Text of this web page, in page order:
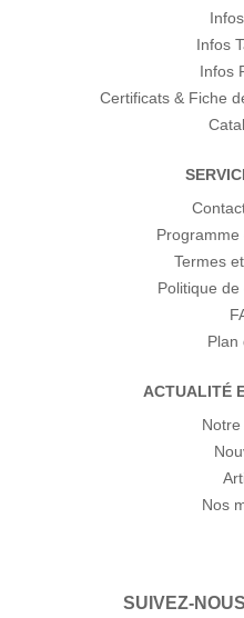
Infos
Infos
Certificats & Fiche
Programme
Termes
Politique
Plan
ACTUALITÉ
Nos
SUIVEZ-NOUS